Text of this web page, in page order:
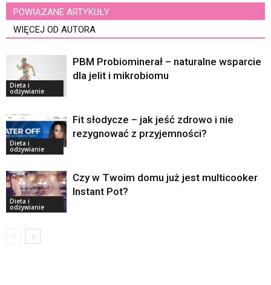
POWIĄZANE ARTYKUŁY
WIĘCEJ OD AUTORA
Dieta i
odżywianie
PBM Probiominerał – naturalne wsparcie
dla jelit i mikrobiomu
Dieta i
odżywianie
Fit słodycze – jak jeść zdrowo i nie
rezygnować z przyjemności?
Dieta i
odżywianie
Czy w Twoim domu już jest multicooker
Instant Pot?